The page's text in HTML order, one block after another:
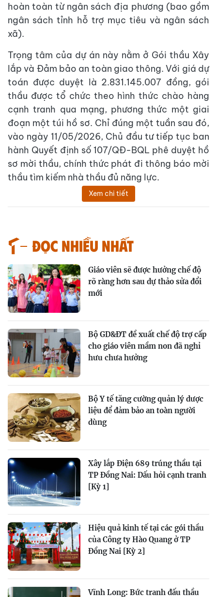
hoàn toàn từ ngân sách địa phương (bao gồm
ngân sách tỉnh hỗ trợ mục tiêu và ngân sách
xã).
Trọng tâm của dự án này nằm ở Gói thầu Xây
lắp và Đảm bảo an toàn giao thông. Với giá dự
toán được duyệt là 2.831.145.007 đồng, gói
thầu được tổ chức theo hình thức chào hàng
cạnh tranh qua mạng, phương thức một giai
đoạn một túi hồ sơ. Chỉ đúng một tuần sau đó,
vào ngày 11/05/2026, Chủ đầu tư tiếp tục ban
hành Quyết định số 107/QĐ-BQL phê duyệt hồ
sơ mời thầu, chính thức phát đi thông báo mời
thầu tìm kiếm nhà thầu đủ năng lực.
Xem chi tiết
Đọc nhiều nhất
Giáo viên sẽ được hưởng chế độ
rõ ràng hơn sau dự thảo sửa đổi
mới
Bộ GD&ĐT đề xuất chế độ trợ cấp
cho giáo viên mầm non đã nghỉ
hưu chưa hưởng
Bộ Y tế tăng cường quản lý dược
liệu để đảm bảo an toàn người
dùng
Xây lắp Điện 689 trúng thầu tại
TP Đồng Nai: Dấu hỏi cạnh tranh
[Kỳ 1]
Hiệu quả kinh tế tại các gói thầu
của Công ty Hào Quang ở TP
Đồng Nai [Kỳ 2]
Vĩnh Long: Bức tranh đấu thầu